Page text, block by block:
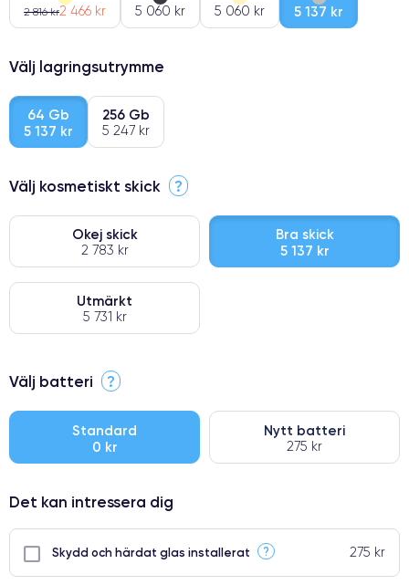
2 816 kr2 466 kr 5 060 kr 5 060 kr 5 137 kr
Välj lagringsutrymme
64 Gb
5 137 kr
256 Gb
5 247 kr
Välj kosmetiskt skick ?
Okej skick
2 783 kr
Bra skick
5 137 kr
Utmärkt
5 731 kr
⭐ Premium
● Oklanderlig kvalitetsskärm
● Endast 5% av våra telefoner har premiumklassning
Välj batteri ?
Standard
0 kr
Nytt batteri
275 kr
Det kan intressera dig
Skydd och härdat glas installerat ? 275 kr